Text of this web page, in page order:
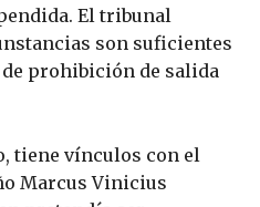
El tribunal
son suficientes
prohibición de salida
tiene vínculos con el
Marcus Vinicius